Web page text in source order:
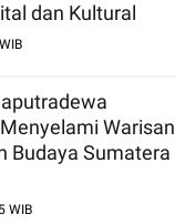
dan Kultural
Warisan
Budaya Sumatera
WIB